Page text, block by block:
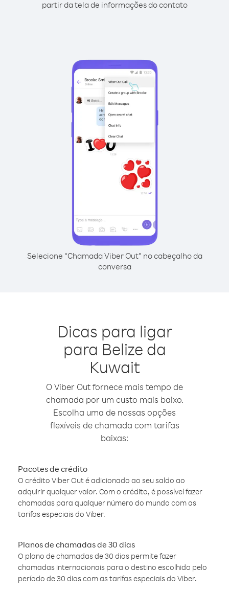
partir da tela de informações do contato
Selecione “Chamada Viber Out” no cabeçalho da
conversa
Dicas para ligar
para Belize da
Kuwait
O Viber Out fornece mais tempo de
chamada por um custo mais baixo.
Escolha uma de nossas opções
flexíveis de chamada com tarifas
baixas:
Pacotes de crédito
O crédito Viber Out é adicionado ao seu saldo ao
adquirir qualquer valor. Com o crédito, é possível fazer
chamadas para qualquer número do mundo com as
tarifas especiais do Viber.
Planos de chamadas de 30 dias
O plano de chamadas de 30 dias permite fazer
chamadas internacionais para o destino escolhido pelo
período de 30 dias com as tarifas especiais do Viber.